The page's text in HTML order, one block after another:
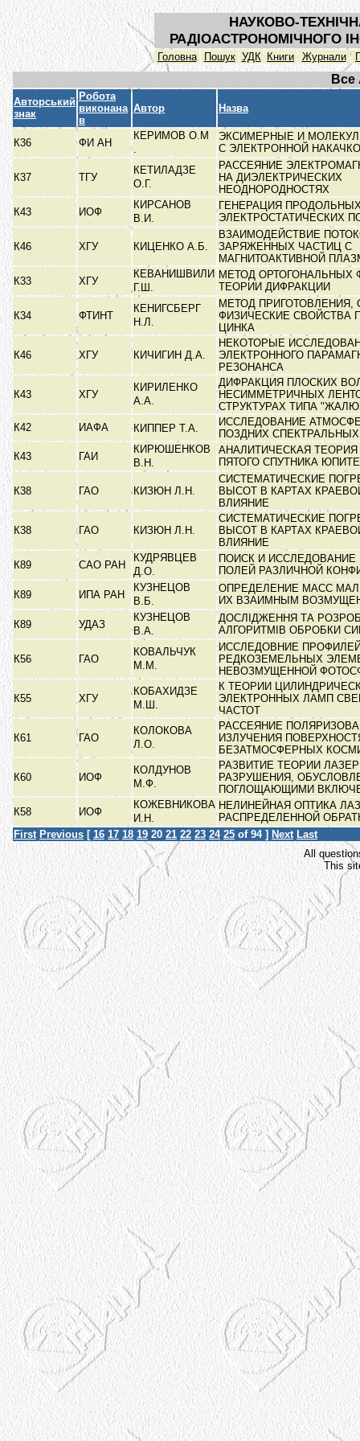
НАУКОВО-
РАДІОАСТРОНОМІЧНОГО
Головна Пошук УДК Книги Журнали
Все
Авторський
знак
Робота
виконана
в
Автор Назва
К36 ФИ АН
КЕРИМОВ О.М
.
ЭКСИМЕРНЫЕ И
С ЭЛЕКТРОННОЙ
К37 ТГУ
КЕТИЛАДЗЕ
О.Г.
РАССЕЯНИЕ
НА ДИЭЛЕКТРИЧЕСКИХ
НЕОДНОРОДНОСТЯХ
К43
ИОФ
КИРСАНОВ
В.И.
ГЕНЕРАЦИЯ
ЭЛЕКТРОСТАТИЧЕСКИХ
К46 ХГУ КИЦЕНКО А.Б.
ВЗАИМОДЕЙСТВИЕ
ЗАРЯЖЕННЫХ ЧАСТИЦ С
МАГНИТОАКТИВНОЙ
К33
ХГУ
КЕВАНИШВИЛИ
Г.Ш.
МЕТОД ОРТОГОНАЛЬНЫХ
ТЕОРИИ ДИФРАКЦИИ
К34 ФТИНТ
КЕНИГСБЕРГ
Н.Л.
МЕТОД ПРИГОТОВЛЕНИЯ,
ФИЗИЧЕСКИЕ СВОЙСТВА
ЦИНКА
К46 ХГУ КИЧИГИН Д.А.
НЕКОТОРЫЕ
ЭЛЕКТРОННОГО
РЕЗОНАНСА
К43 ХГУ
КИРИЛЕНКО
А.А.
ДИФРАКЦИЯ ПЛОСКИХ
НЕСИММЕТРИЧНЫХ
СТРУКТУРАХ ТИПА
К42
ИАФА КИППЕР Т.А.
ИССЛЕДОВАНИЕ
ПОЗДНИХ
К43
ГАИ
КИРЮШЕНКОВ
В.Н.
АНАЛИТИЧЕСКАЯ
ПЯТОГО СПУТНИКА
К38 ГАО КИЗЮН Л.Н.
СИСТЕМАТИЧЕСКИЕ
ВЫСОТ В КАРТАХ
ВЛИЯНИЕ
К38 ГАО КИЗЮН Л.Н.
СИСТЕМАТИЧЕСКИЕ
ВЫСОТ В КАРТАХ
ВЛИЯНИЕ
К89
САО РАН
КУДРЯВЦЕВ
Д.О.
ПОИСК И
ПОЛЕЙ РАЗЛИЧНОЙ
К89
ИПА РАН
КУЗНЕЦОВ
В.Б.
ОПРЕДЕЛЕНИЕ МАСС
ИХ ВЗАИМНЫМ
К89
УДАЗ
КУЗНЕЦОВ
В.А.
ДОСЛІДЖЕННЯ ТА
АЛГОРИТМІВ ОБРОБКИ
К56 ГАО
КОВАЛЬЧУК
М.М.
ИССЛЕДОВНИЕ
РЕДКОЗЕМЕЛЬНЫХ
НЕВОЗМУЩЕННОЙ
К55 ХГУ
КОБАХИДЗЕ
М.Ш.
К ТЕОРИИ
ЭЛЕКТРОННЫХ ЛАМП
ЧАСТОТ
К61 ГАО
КОЛОКОВА
Л.О.
РАССЕЯНИЕ
ИЗЛУЧЕНИЯ
БЕЗАТМОСФЕРНЫХ
К60 ИОФ
КОЛДУНОВ
М.Ф.
РАЗВИТИЕ ТЕОРИИ
РАЗРУШЕНИЯ,
ПОГЛОЩАЮЩИМИ
К58
ИОФ
КОЖЕВНИКОВА
И.Н.
НЕЛИНЕЙНАЯ ОПТИКА
РАСПРЕДЕЛЕННОЙ
First Previous [ 16 17 18 19 20 21 22 23 24 25 of 94 ] Next Last
All
This